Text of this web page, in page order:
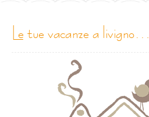
le tue vacanze a livigno…